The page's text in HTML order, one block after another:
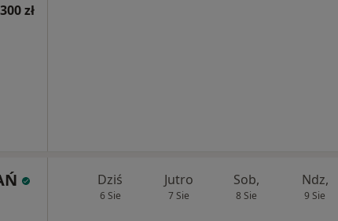
300 zł
Dziś
6 Sie
Jutro
7 Sie
Sob,
8 Sie
Ndz,
9 Sie